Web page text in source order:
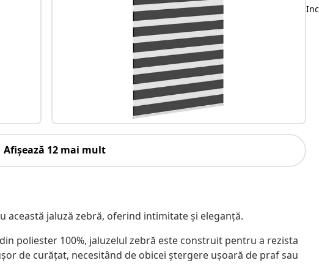
Afișează 12 mai mult
această jaluză zebră, oferind intimitate și eleganță.
poliester 100%, jaluzelul zebră este construit pentru a rezista
de curățat, necesitând de obicei ștergere ușoară de praf sau